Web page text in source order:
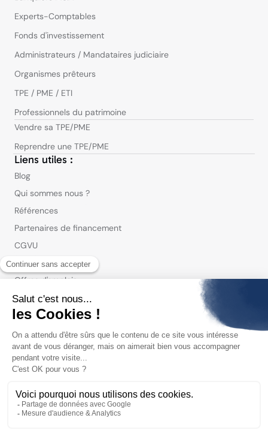
Experts-Comptables
Fonds d'investissement
Administrateurs / Mandataires judiciaire
Organismes prêteurs
TPE / PME / ETI
Professionnels du patrimoine
Vendre sa TPE/PME
Reprendre une TPE/PME
Liens utiles :
Blog
Qui sommes nous ?
Références
Partenaires de financement
CGVU
Mentions légales
Offres d'emplois
Réseaux sociaux :
© 2023-2026 Deal Makr, tous droits réservés.